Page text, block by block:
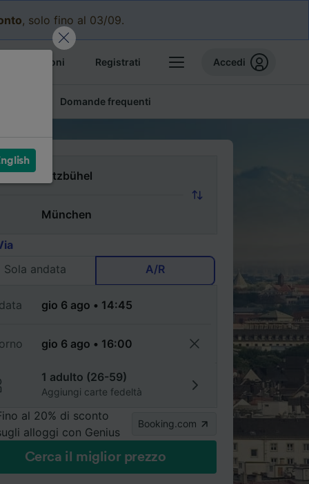
, solo fino al 03/09.
prenotazioni Registrati Accedi
Domande frequenti
Sola andata
A/R
1 adulto (26-59)
Aggiungi carte fedeltà
al 20% di sconto
alloggi con Genius
Booking.com
Cerca il miglior prezzo